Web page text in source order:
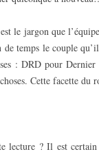
le jargon que
temps le couple
: DRD pour
Cette facette du
lecture ? Il est